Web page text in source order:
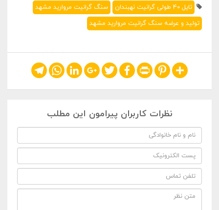
تایل 40 طولی گرانیت نهبندان
سنگ گرانیت مروارید مشهد
تولید و عرضه سنگ گرانیت مروارید مشهد
Share
Pinterest
Print
Facebook
Twitter
Google+
LinkedIn
WhatsApp
Telegram
نظرات کاربران پیرامون این مطلب